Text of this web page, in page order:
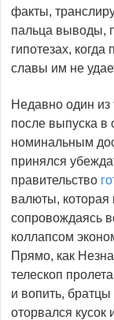
факты,
пальца выводы,
гипотезах, когда
славы им не
Недавно один из
после выпуска
номинальным
принялся
правительство
валюты, которая
сопровождаясь
коллапсом
Прямо, как
телескоп
и вопить,
оторвался кусок